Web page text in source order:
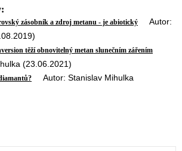
zásobník a zdroj metanu - je abiotický Autor:
těží obnovitelný metan slunečním zářením
(23.06.2021)
Autor: Stanislav Mihulka